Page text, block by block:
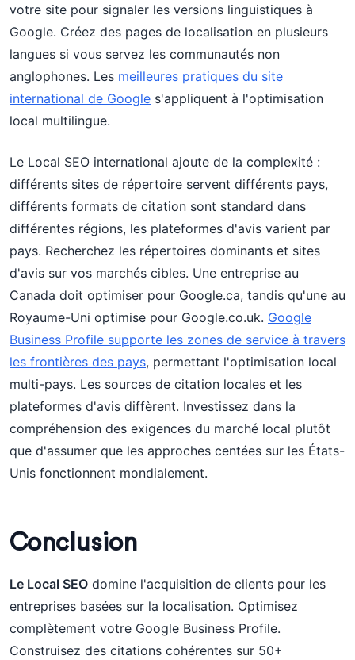
votre site pour signaler les versions linguistiques à
Google. Créez des pages de localisation en plusieurs
langues si vous servez les communautés non
anglophones. Les meilleures pratiques du site
international de Google s'appliquent à l'optimisation
local multilingue.
Le Local SEO international ajoute de la complexité :
différents sites de répertoire servent différents pays,
différents formats de citation sont standard dans
différentes régions, les plateformes d'avis varient par
pays. Recherchez les répertoires dominants et sites
d'avis sur vos marchés cibles. Une entreprise au
Canada doit optimiser pour Google.ca, tandis qu'une au
Royaume-Uni optimise pour Google.co.uk. Google
Business Profile supporte les zones de service à travers
les frontières des pays, permettant l'optimisation local
multi-pays. Les sources de citation locales et les
plateformes d'avis diffèrent. Investissez dans la
compréhension des exigences du marché local plutôt
que d'assumer que les approches centées sur les États-
Unis fonctionnent mondialement.
Conclusion
Le Local SEO domine l'acquisition de clients pour les
entreprises basées sur la localisation. Optimisez
complètement votre Google Business Profile.
Construisez des citations cohérentes sur 50+